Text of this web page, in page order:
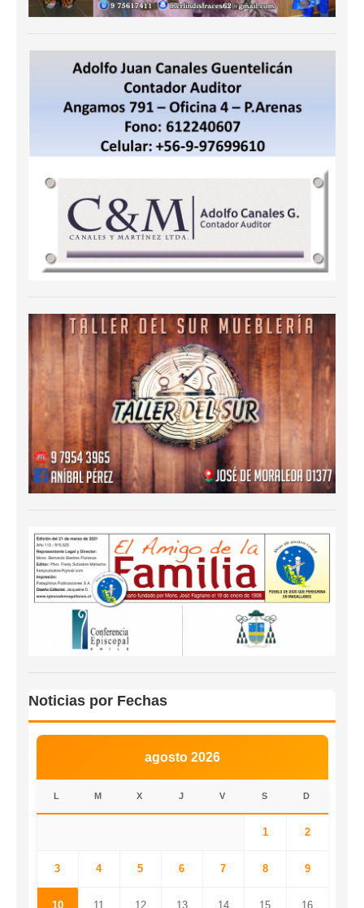
Noticias por Fechas
agosto 2026
L M X J V S D
1 2
3 4 5 6 7 8 9
10 11 12 13 14 15 16